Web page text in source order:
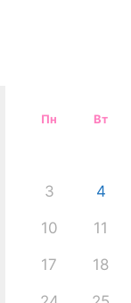
Пн Вт
3 4
10 11
17 18